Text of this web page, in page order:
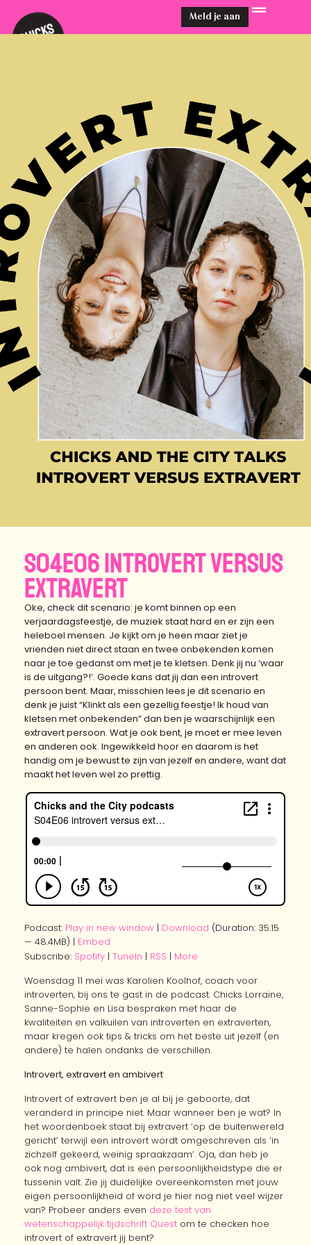
Meld je aan
S04E06 introvert versus
extravert
Oke, check dit scenario: je komt binnen op een
verjaardagsfeestje, de muziek staat hard en er zijn een
heleboel mensen. Je kijkt om je heen maar ziet je
vrienden niet direct staan en twee onbekenden komen
naar je toe gedanst om met je te kletsen. Denk jij nu ‘waar
is de uitgang?!’. Goede kans dat jij dan een introvert
persoon bent. Maar, misschien lees je dit scenario en
denk je juist “Klinkt als een gezellig feestje! Ik houd van
kletsen met onbekenden” dan ben je waarschijnlijk een
extravert persoon. Wat je ook bent, je moet er mee leven
en anderen ook. Ingewikkeld hoor en daarom is het
handig om je bewust te zijn van jezelf en andere, want dat
maakt het leven wel zo prettig.
Podcast: Play in new window | Download (Duration: 35:15
— 48.4MB) | Embed
Subscribe: Spotify | TuneIn | RSS | More
Woensdag 11 mei was Karolien Koolhof, coach voor
introverten, bij ons te gast in de podcast. Chicks Lorraine,
Sanne-Sophie en Lisa bespraken met haar de
kwaliteiten en valkuilen van introverten en extraverten,
maar kregen ook tips & tricks om het beste uit jezelf (en
andere) te halen ondanks de verschillen.
Introvert, extravert en ambivert
Introvert of extravert ben je al bij je geboorte, dat
veranderd in principe niet. Maar wanneer ben je wat? In
het woordenboek staat bij extravert ‘op de buitenwereld
gericht’ terwijl een introvert wordt omgeschreven als ‘in
zichzelf gekeerd, weinig spraakzaam’. Oja, dan heb je
ook nog ambivert, dat is een persoonlijkheidstype die er
tussenin valt. Zie jij duidelijke overeenkomsten met jouw
eigen persoonlijkheid of word je hier nog niet veel wijzer
van? Probeer anders even deze test van
wetenschappelijk tijdschrift Quest om te checken hoe
introvert of extravert jij bent?